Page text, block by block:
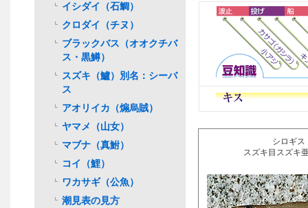
イシダイ（石鯛）
クロダイ（チヌ）
ブラックバス（オオクチバ
ス・黒鱒）
スズキ（鱸）別名：シーバ
ス
アオリイカ（煽烏賊）
ヤマメ（山女）
マブナ（真鮒）
コイ（鯉）
ワカサギ（公魚）
潮見表の見方
シロギス
スズキ目スズキ